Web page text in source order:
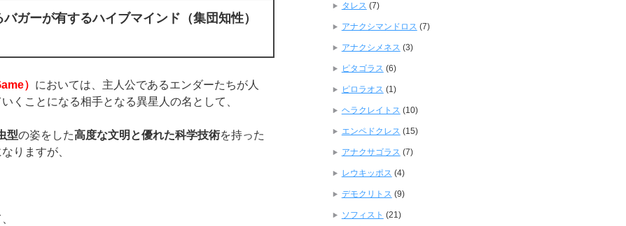
ガーが有するハイブマインド（集団知性）
） においては、主人公であるエンダーたちが人
くことになる相手となる異星人の名として、
型の姿をした高度な文明と優れた科学技術を持った
りますが、
タレス (7)
アナクシマンドロス (7)
アナクシメネス (3)
ピタゴラス (6)
ピロラオス (1)
ヘラクレイトス (10)
エンペドクレス (15)
アナクサゴラス (7)
レウキッポス (4)
デモクリトス (9)
ソフィスト (21)